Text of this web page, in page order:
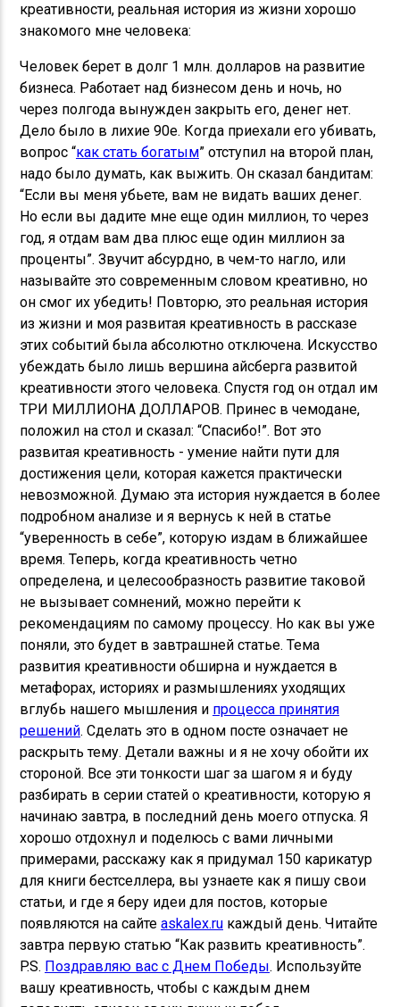
креативности, реальная история из жизни хорошо
знакомого мне человека:
Человек берет в долг 1 млн. долларов на развитие
бизнеса. Работает над бизнесом день и ночь, но
через полгода вынужден закрыть его, денег нет.
Дело было в лихие 90е. Когда приехали его убивать,
вопрос “как стать богатым” отступил на второй план,
надо было думать, как выжить. Он сказал бандитам:
“Если вы меня убьете, вам не видать ваших денег.
Но если вы дадите мне еще один миллион, то через
год, я отдам вам два плюс еще один миллион за
проценты”. Звучит абсурдно, в чем-то нагло, или
называйте это современным словом креативно, но
он смог их убедить! Повторю, это реальная история
из жизни и моя развитая креативность в рассказе
этих событий была абсолютно отключена. Искусство
убеждать было лишь вершина айсберга развитой
креативности этого человека. Спустя год он отдал им
ТРИ МИЛЛИОНА ДОЛЛАРОВ. Принес в чемодане,
положил на стол и сказал: “Спасибо!”. Вот это
развитая креативность - умение найти пути для
достижения цели, которая кажется практически
невозможной. Думаю эта история нуждается в более
подробном анализе и я вернусь к ней в статье
“уверенность в себе”, которую издам в ближайшее
время. Теперь, когда креативность четно
определена, и целесообразность развитие таковой
не вызывает сомнений, можно перейти к
рекомендациям по самому процессу. Но как вы уже
поняли, это будет в завтрашней статье. Тема
развития креативности обширна и нуждается в
метафорах, историях и размышлениях уходящих
вглубь нашего мышления и процесса принятия
решений. Сделать это в одном посте означает не
раскрыть тему. Детали важны и я не хочу обойти их
стороной. Все эти тонкости шаг за шагом я и буду
разбирать в серии статей о креативности, которую я
начинаю завтра, в последний день моего отпуска. Я
хорошо отдохнул и поделюсь с вами личными
примерами, расскажу как я придумал 150 карикатур
для книги бестселлера, вы узнаете как я пишу свои
статьи, и где я беру идеи для постов, которые
появляются на сайте askalex.ru каждый день. Читайте
завтра первую статью “Как развить креативность”.
P.S. Поздравляю вас с Днем Победы. Используйте
вашу креативность, чтобы с каждым днем